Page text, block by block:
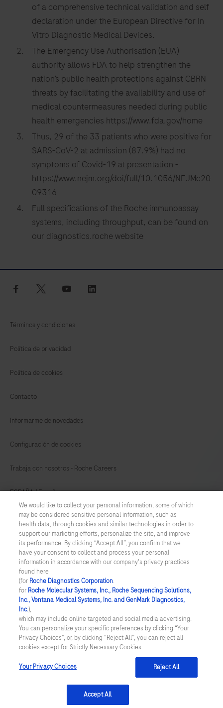
of a comprehensive technical validation and self
declaration under the European Directive for In
Vitro Diagnostic Medical Devices.
The Emergency Use Authorisation (EUA)
authority allows FDA to help strengthen the
nation’s public health protections against CBRN
threats by facilitating the availability and use of
medical countermeasures needed during public
health emergencies https://www.fda.gov/home
Thus, 29 of the 33 patients who were positive for
SARS-CoV-2 at admission (87.9%) had no
symptoms of Covid-19 at presentation -
https://www.nejm.org/doi/full/10.1056/NEJMc20
09316
Full specifications of the Roche immunoassay
systems, including throughput, can be found on
our diagnostics.roche website
facebook twitter youtube
Términos y condiciones
Política de privacidad
Política de cookies
Contacto
Informarme de novedades
Configuración de cookies
Trabaja con nosotros - Roche Careers
ESPAÑA/Español
© 2026 F. Hoffmann-La Roche Ltd
Última actualización: 08.08.2026
Esta web está destinada a profesionales de la salud que ejercen su
profesión en España y/o Andorra. La información se proporciona
con fines generales y en caso de que no sea un profesional de la
salud y requiera un diagnóstico o información médica completa,
deberá dirigirse a su médico o profesional sanitario. ROCHE
controla y utiliza este sitio web en España y Andorra y no puede
garantizar que los datos del mismo sean correctos o estén
disponibles en otros países, por lo tanto, ROCHE le advierte que
este sitio web podría contener detalles de productos o
información no accesible por otras vías o no válida en su país.
Rogamos sea consciente de que declinamos cualquier
responsabilidad en el caso de que acceda a información que no se
ajuste a las disposiciones legales, reglamentos o uso en su país de
We would like to collect your personal information, some of which
may be considered sensitive personal information, such as
health data, through cookies and similar technologies in order to
support our marketing efforts, personalize the site, and improve
its performance. By clicking “Accept All”, you confirm that we
have your consent to collect and process your personal
information in accordance with our company's privacy practices
found here
(for Roche Diagnostics Corporation.
for Roche Molecular Systems, Inc., Roche Sequencing Solutions,
Inc., Ventana Medical Systems, Inc. and GenMark Diagnostics,
Inc.),
which may include online targeted and social media advertising.
You can personalize your specific preferences by clicking “Your
Privacy Choices”, or, by clicking “Reject All”, you can reject all
cookies except for Strictly Necessary Cookies.
Your Privacy Choices Reject All
Accept All